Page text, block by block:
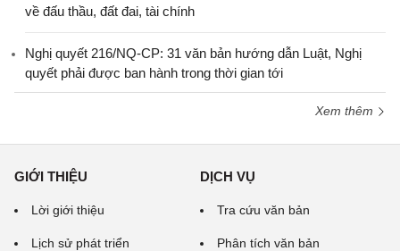
về đấu thầu, đất đai, tài chính
Nghị quyết 216/NQ-CP: 31 văn bản hướng dẫn Luật, Nghị
quyết phải được ban hành trong thời gian tới
Xem thêm
GIỚI THIỆU
Lời giới thiệu
Lịch sử phát triển
DỊCH VỤ
Tra cứu văn bản
Phân tích văn bản